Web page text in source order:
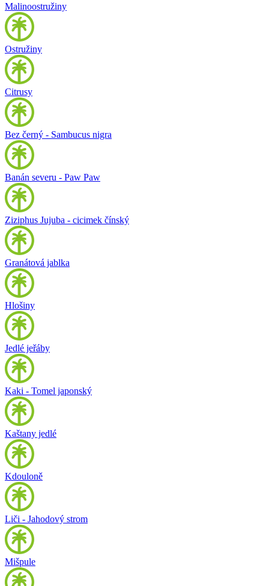
Malinoostružiny
Ostružiny
Citrusy
Bez černý - Sambucus nigra
Banán severu - Paw Paw
Ziziphus Jujuba - cicimek čínský
Granátová jablka
Hlošiny
Jedlé jeřáby
Kaki - Tomel japonský
Kaštany jedlé
Kdouloně
Liči - Jahodový strom
Mišpule